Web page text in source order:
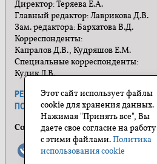
Директор: Теряева Е.А.
Главный редактор: Лаврикова Д.В.
Зам. редактора: Бархатова В.Д.
Корреспонденты:
Капралов Д.В., Кудряшов Е.М.
Специальные корреспонденты:
Кулик Л.В.
РЕКЛАМА ПРАВИЛА САЙТА
ПОЛИТИКА КОНФИДЕНЦИАЛЬНОСТИ
Социальные сети
Этот сайт использует файлы
cookie для хранения данных.
Нажимая "Принять все", Вы
даете свое согласие на работу
с этими файлами.Политика
использования cookie